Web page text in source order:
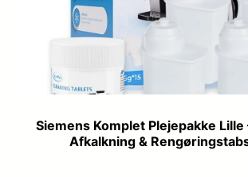
Siemens Komplet Plejepakke Lille
Afkalkning &